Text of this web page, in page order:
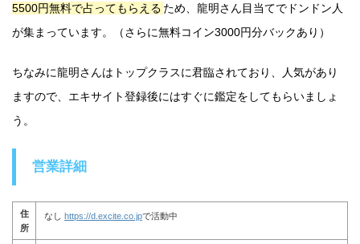
5500円無料で占ってもらえる ため、龍明さん目当てでドンドン人
が集まっています。（さらに無料コイン3000円分バックあり）
ちなみに龍明さんはトップクラスに君臨されており、人気があり
ますので、エキサイト登録後にはすぐに鑑定をしてもらいましょ
う。
営業詳細
住
所
なし https://d.excite.co.jpで活動中